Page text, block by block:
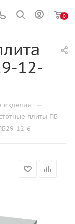
0
12-
изделия —
плиты ПБ
12-6